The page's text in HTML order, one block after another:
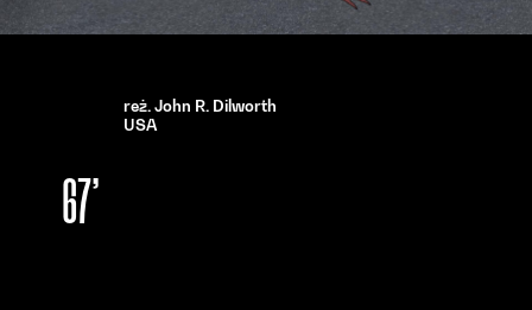
reż. John R. Dilworth
USA
67’